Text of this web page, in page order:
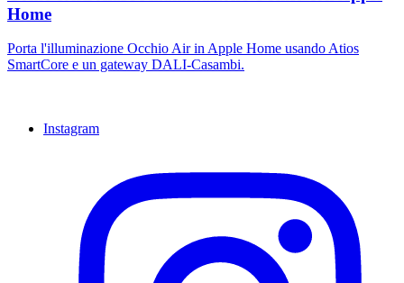
Home
Porta l'illuminazione Occhio Air in Apple Home usando Atios
SmartCore e un gateway DALI-Casambi.
Instagram